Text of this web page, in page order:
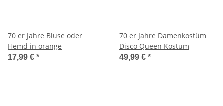
70 er Jahre Bluse oder
Hemd in orange
17,99 € *
70 er Jahre Damenkostüm
Disco Queen Kostüm
49,99 € *